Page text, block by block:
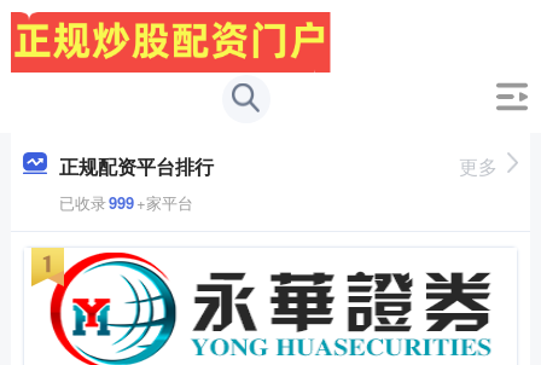
正规配资平台排行
已收录999+家平台
更多